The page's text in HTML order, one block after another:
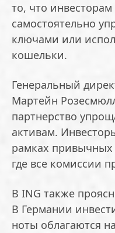
то, что инвесторам
самостоятельно
ключами или
кошельки.
Генеральный
Мартейн
партнерство
активам.
рамках привычных
где все комиссии
В ING также
В Германии
ноты облагаются